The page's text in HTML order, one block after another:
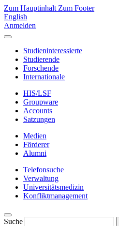
Zum Hauptinhalt Zum Footer
English
Anmelden
Studieninteressierte
Studierende
Forschende
Internationale
HIS/LSF
Groupware
Accounts
Satzungen
Medien
Förderer
Alumni
Telefonsuche
Verwaltung
Universitätsmedizin
Konfliktmanagement
Suche